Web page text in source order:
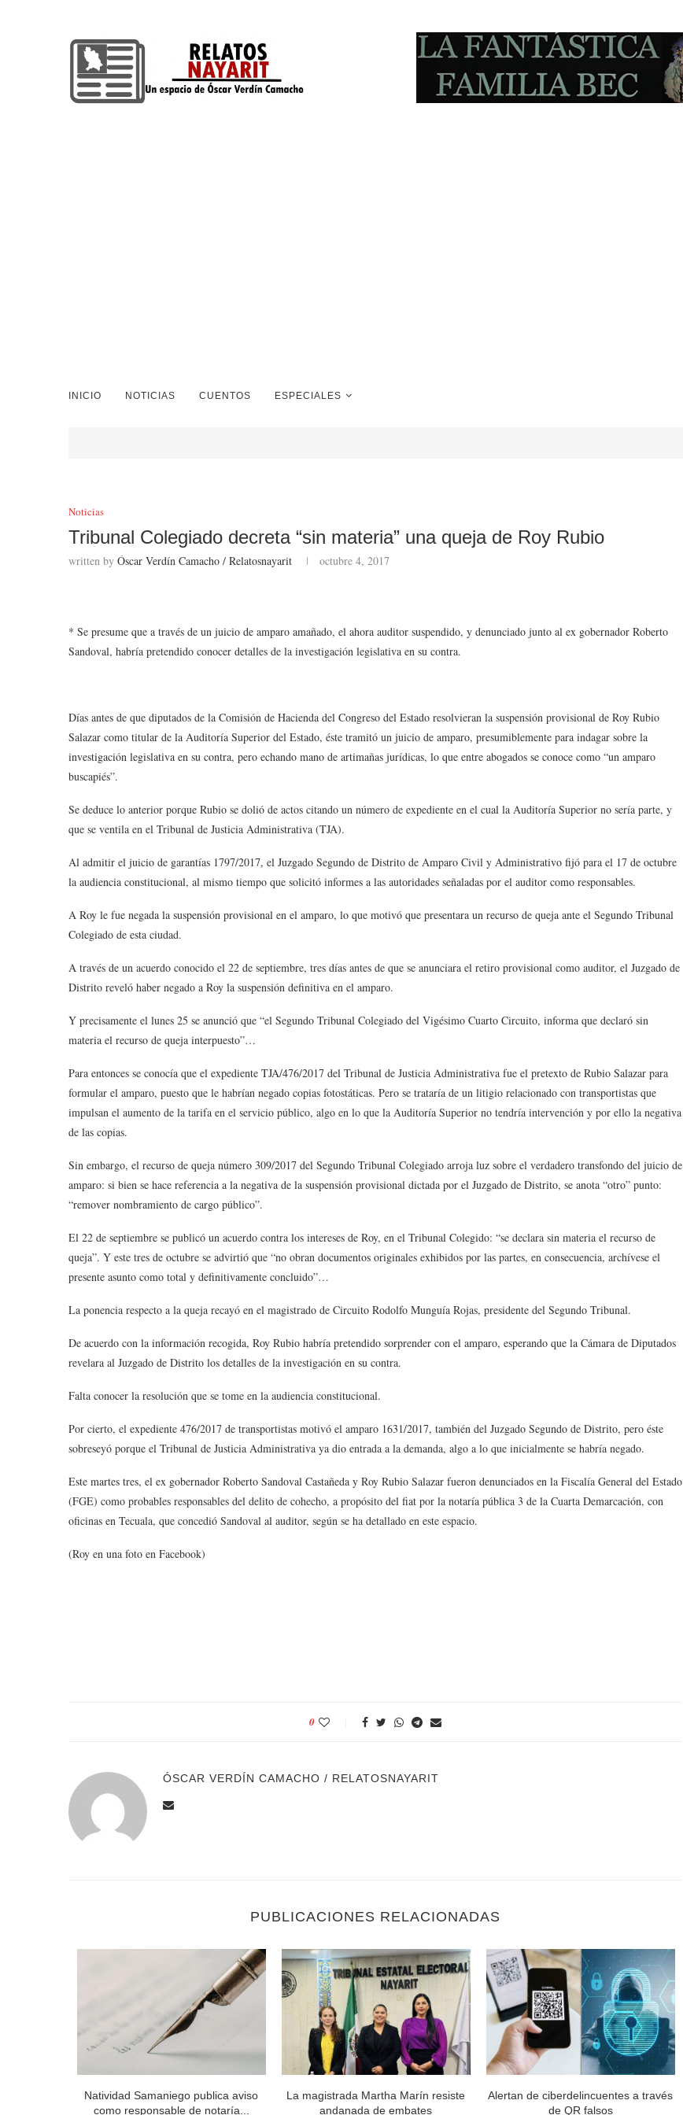
INICIO NOTICIAS CUENTOS ESPECIALES
Noticias
Tribunal Colegiado decreta “sin materia” una queja de Roy Rubio
written by Óscar Verdín Camacho / Relatosnayarit octubre 4, 2017
* Se presume que a través de un juicio de amparo amañado, el ahora auditor suspendido, y denunciado junto al ex gobernador Roberto
Sandoval, habría pretendido conocer detalles de la investigación legislativa en su contra.
Días antes de que diputados de la Comisión de Hacienda del Congreso del Estado resolvieran la suspensión provisional de Roy Rubio
Salazar como titular de la Auditoría Superior del Estado, éste tramitó un juicio de amparo, presumiblemente para indagar sobre la
investigación legislativa en su contra, pero echando mano de artimañas jurídicas, lo que entre abogados se conoce como “un amparo
buscapiés”.
Se deduce lo anterior porque Rubio se dolió de actos citando un número de expediente en el cual la Auditoría Superior no sería parte, y
que se ventila en el Tribunal de Justicia Administrativa (TJA).
Al admitir el juicio de garantías 1797/2017, el Juzgado Segundo de Distrito de Amparo Civil y Administrativo fijó para el 17 de octubre
la audiencia constitucional, al mismo tiempo que solicitó informes a las autoridades señaladas por el auditor como responsables.
A Roy le fue negada la suspensión provisional en el amparo, lo que motivó que presentara un recurso de queja ante el Segundo Tribunal
Colegiado de esta ciudad.
A través de un acuerdo conocido el 22 de septiembre, tres días antes de que se anunciara el retiro provisional como auditor, el Juzgado de
Distrito reveló haber negado a Roy la suspensión definitiva en el amparo.
Y precisamente el lunes 25 se anunció que “el Segundo Tribunal Colegiado del Vigésimo Cuarto Circuito, informa que declaró sin
materia el recurso de queja interpuesto”…
Para entonces se conocía que el expediente TJA/476/2017 del Tribunal de Justicia Administrativa fue el pretexto de Rubio Salazar para
formular el amparo, puesto que le habrían negado copias fotostáticas. Pero se trataría de un litigio relacionado con transportistas que
impulsan el aumento de la tarifa en el servicio público, algo en lo que la Auditoría Superior no tendría intervención y por ello la negativa
de las copias.
Sin embargo, el recurso de queja número 309/2017 del Segundo Tribunal Colegiado arroja luz sobre el verdadero transfondo del juicio de
amparo: si bien se hace referencia a la negativa de la suspensión provisional dictada por el Juzgado de Distrito, se anota “otro” punto:
“remover nombramiento de cargo público”.
El 22 de septiembre se publicó un acuerdo contra los intereses de Roy, en el Tribunal Colegido: “se declara sin materia el recurso de
queja”. Y este tres de octubre se advirtió que “no obran documentos originales exhibidos por las partes, en consecuencia, archívese el
presente asunto como total y definitivamente concluido”…
La ponencia respecto a la queja recayó en el magistrado de Circuito Rodolfo Munguía Rojas, presidente del Segundo Tribunal.
De acuerdo con la información recogida, Roy Rubio habría pretendido sorprender con el amparo, esperando que la Cámara de Diputados
revelara al Juzgado de Distrito los detalles de la investigación en su contra.
Falta conocer la resolución que se tome en la audiencia constitucional.
Por cierto, el expediente 476/2017 de transportistas motivó el amparo 1631/2017, también del Juzgado Segundo de Distrito, pero éste
sobreseyó porque el Tribunal de Justicia Administrativa ya dio entrada a la demanda, algo a lo que inicialmente se habría negado.
Este martes tres, el ex gobernador Roberto Sandoval Castañeda y Roy Rubio Salazar fueron denunciados en la Fiscalía General del Estado
(FGE) como probables responsables del delito de cohecho, a propósito del fiat por la notaría pública 3 de la Cuarta Demarcación, con
oficinas en Tecuala, que concedió Sandoval al auditor, según se ha detallado en este espacio.
(Roy en una foto en Facebook)
0
ÓSCAR VERDÍN CAMACHO / RELATOSNAYARIT
PUBLICACIONES RELACIONADAS
Natividad Samaniego publica aviso
como responsable de notaría...
La magistrada Martha Marín resiste
andanada de embates
Alertan de ciberdelincuentes a través
de QR falsos